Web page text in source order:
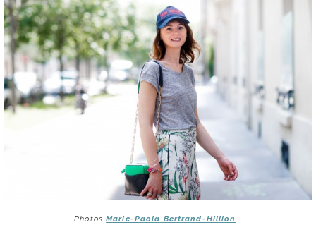
Photos Marie-Paola Bertrand-Hillion